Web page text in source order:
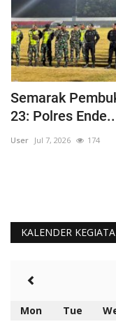
Semarak
23: Polres
User Jul 7, 2026 174
KALENDER
Mon Tue